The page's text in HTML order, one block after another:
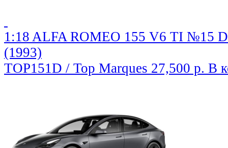
1:18 ALFA ROMEO 155 V6 TI №15
(1993)
TOP151D / Top Marques 27,500 р. В